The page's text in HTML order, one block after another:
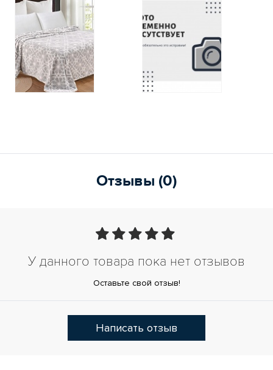
Отзывы (0)
У данного товара пока нет отзывов
Оставьте свой отзыв!
Написать отзыв